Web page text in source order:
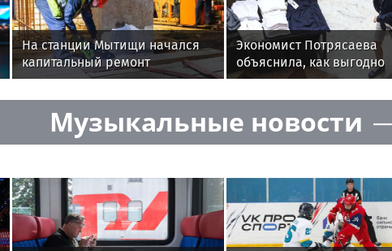
На станции Мытищи начался
капитальный ремонт
пассажирских платформ
Экономист Потрясаева
объяснила, как выгодно
собрать ребенка в школу
Музыкальные новости